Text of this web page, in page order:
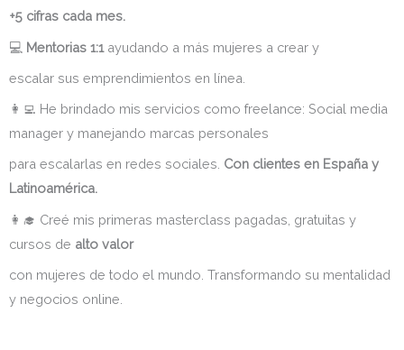
+5 cifras cada mes.
💻 Mentorias 1:1ayudando a más mujeres a crear y
escalar sus emprendimientos en línea.
👩‍💻 He brindado mis servicios como freelance: Social media
manager y manejando marcas personales
para escalarlas en redes sociales. Con clientes en España y
Latinoamérica.
👩‍🎓 Creé mis primeras masterclass pagadas, gratuitas y
cursos de alto valor
con mujeres de todo el mundo. Transformando su mentalidad
y negocios online.